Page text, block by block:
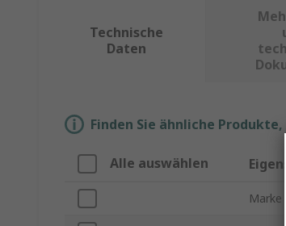
Technische
Daten
Finden Sie ähnliche
Alle auswählen
Marke